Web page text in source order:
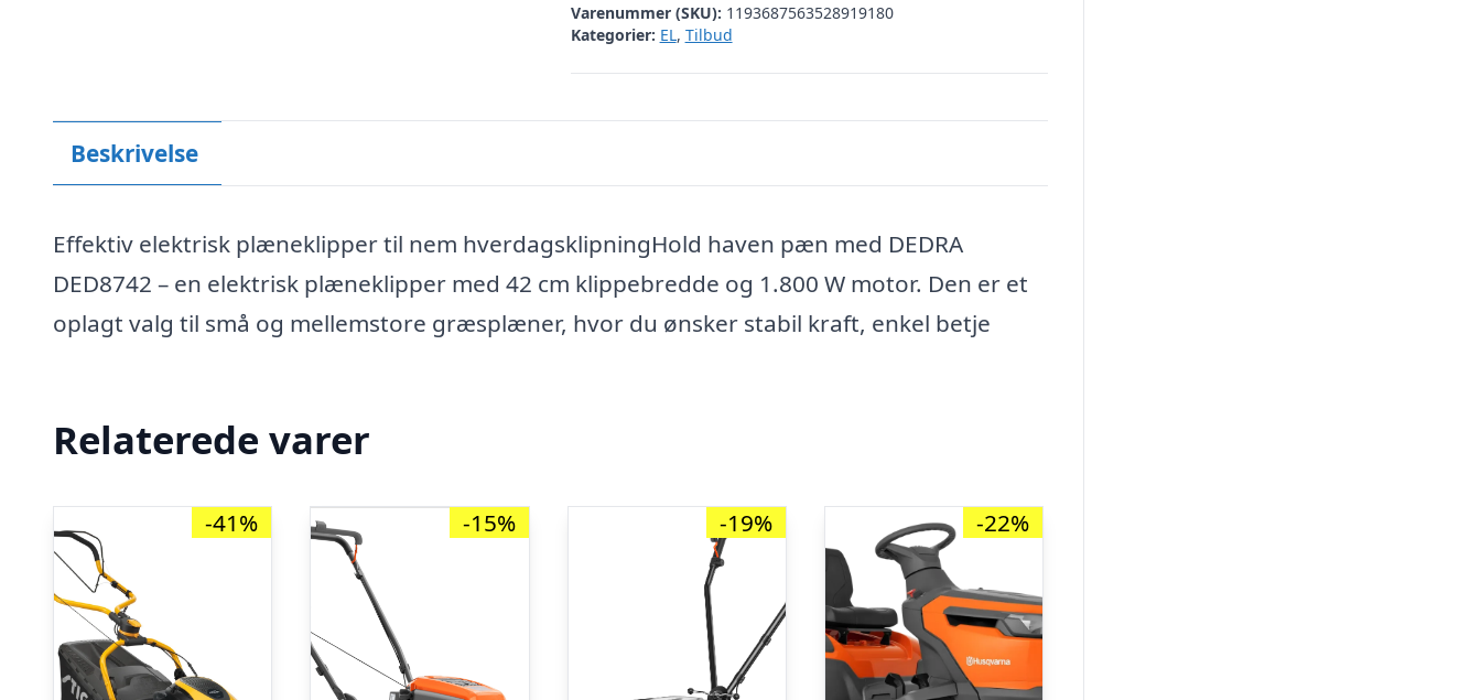
Varenummer (SKU): 1193687563528919180
Kategorier: EL, Tilbud
Beskrivelse
Effektiv elektrisk plæneklipper til nem hverdagsklipningHold haven pæn med DEDRA
DED8742 – en elektrisk plæneklipper med 42 cm klippebredde og 1.800 W motor. Den er et
oplagt valg til små og mellemstore græsplæner, hvor du ønsker stabil kraft, enkel betje
Relaterede varer
-41% -15% -19% -22%